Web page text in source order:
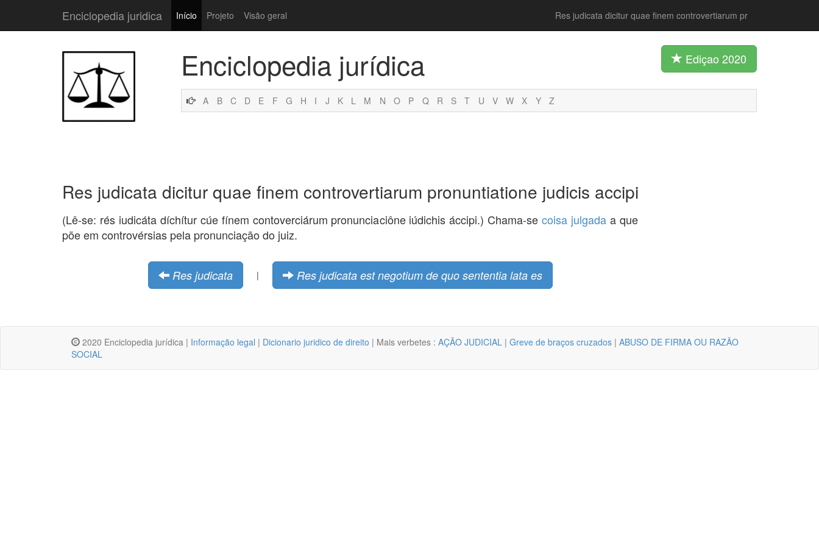
Enciclopedia juridica Início Projeto Visão geral Res judicata dicitur quae finem controvertiarum pr
Enciclopedia jurídica Ediçao 2020
A B C D E F G H I J K L M N O P Q R S T U V W X Y Z
Res judicata dicitur quae finem controvertiarum pronuntiatione judicis accipi
(Lê-se: rés iudicáta díchítur cúe fínem contoverciárum pronunciaciône iúdichis áccipi.) Chama-secoisa julgada a que
põe em controvérsias pela pronunciação do juiz.
Res judicata | Res judicata est negotium de quo sententia lata es
2020 Enciclopedia jurídica | Informação legal | Dicionario juridico de direito | Mais verbetes : AÇÃO JUDICIAL | Greve de braços cruzados | ABUSO DE FIRMA OU RAZÃO
SOCIAL